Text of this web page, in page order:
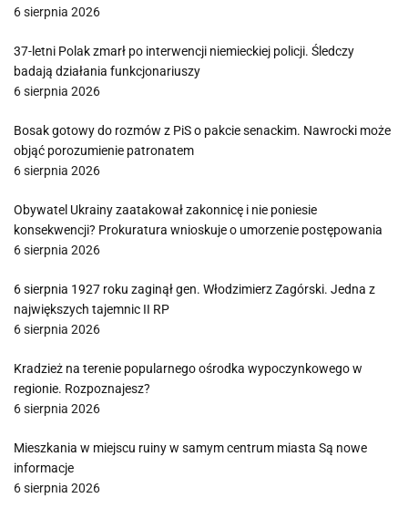
6 sierpnia 2026
37-letni Polak zmarł po interwencji niemieckiej policji. Śledczy
badają działania funkcjonariuszy
6 sierpnia 2026
Bosak gotowy do rozmów z PiS o pakcie senackim. Nawrocki może
objąć porozumienie patronatem
6 sierpnia 2026
Obywatel Ukrainy zaatakował zakonnicę i nie poniesie
konsekwencji? Prokuratura wnioskuje o umorzenie postępowania
6 sierpnia 2026
6 sierpnia 1927 roku zaginął gen. Włodzimierz Zagórski. Jedna z
największych tajemnic II RP
6 sierpnia 2026
Kradzież na terenie popularnego ośrodka wypoczynkowego w
regionie. Rozpoznajesz?
6 sierpnia 2026
Mieszkania w miejscu ruiny w samym centrum miasta Są nowe
informacje
6 sierpnia 2026